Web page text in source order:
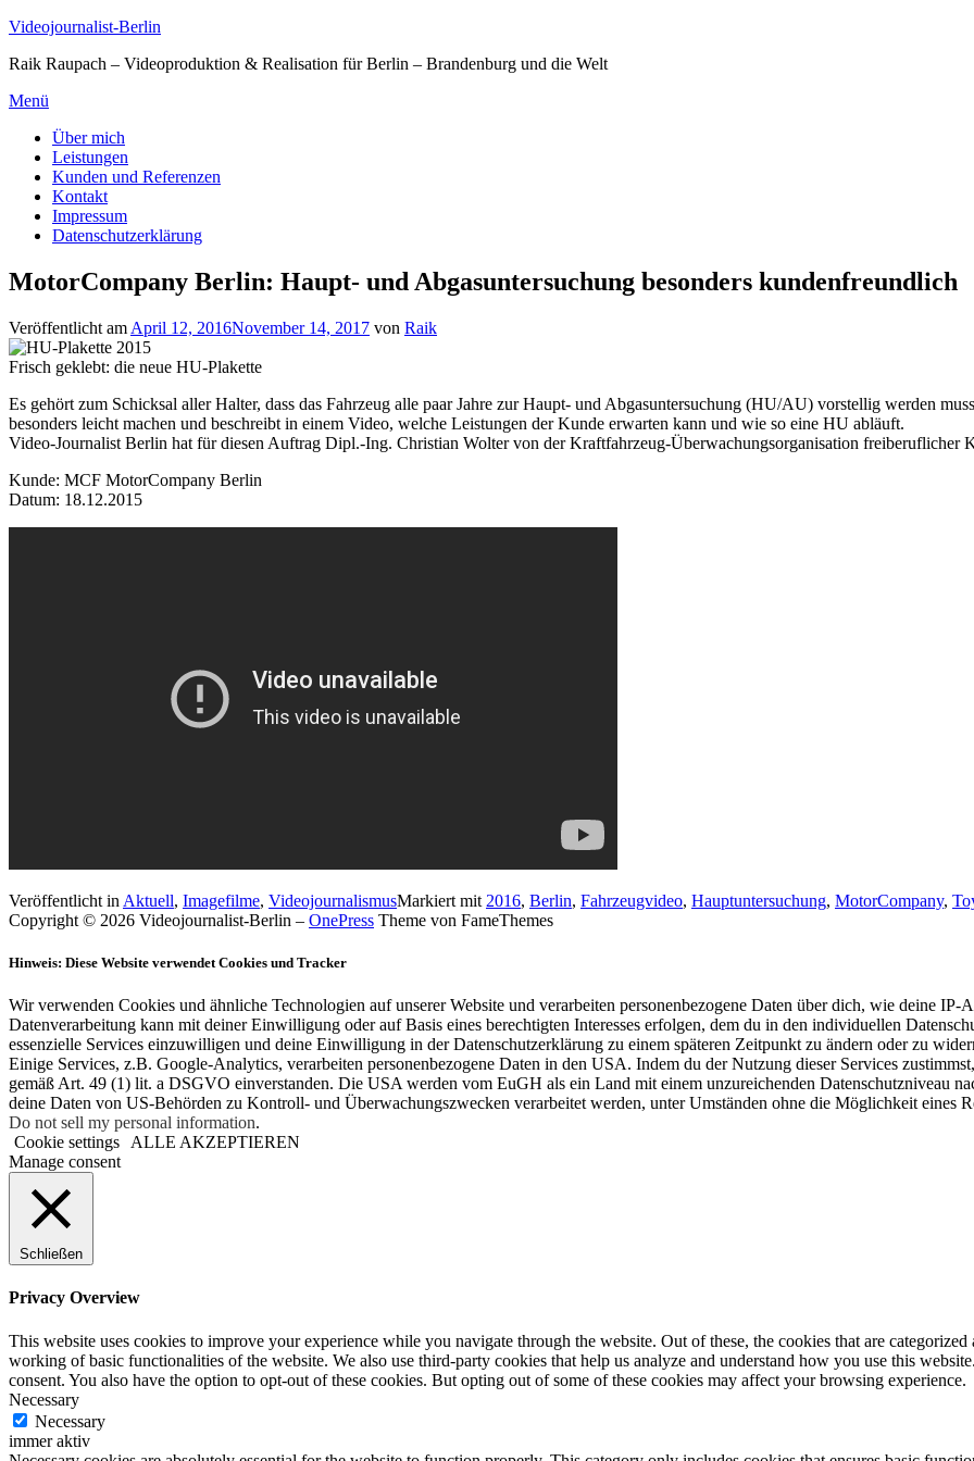
Zum
springen
Videojournalist-Berlin
Raik Raupach – Videoproduktion & Realisation für Berlin – Brandenburg und die Welt
Menü
Über mich
Leistungen
Kunden und Referenzen
Kontakt
Impressum
Datenschutzerklärung
MotorCompany Berlin: Haupt- und Abgasuntersuchung besonders kundenfreundlich
Veröffentlicht am April 12, 2016November 14, 2017 von Raik
Frisch geklebt: die neue HU-Plakette
Es gehört zum Schicksal aller Halter, dass das Fahrzeug alle paar Jahre zur Haupt- und Abgasuntersuchung (HU/AU) vorstellig werden
besonders leicht machen und beschreibt in einem Video, welche Leistungen der Kunde erwarten kann und wie so eine HU abläuft.
Video-Journalist Berlin hat für diesen Auftrag Dipl.-Ing. Christian Wolter von der Kraftfahrzeug-Überwachungsorganisation freiberuflicher
Kunde: MCF MotorCompany Berlin
Datum: 18.12.2015
Veröffentlicht in Aktuell, Imagefilme, VideojournalismusMarkiert mit 2016, Berlin, Fahrzeugvideo, Hauptuntersuchung, MotorCompany,
Copyright © 2026 Videojournalist-Berlin – OnePress Theme von FameThemes
Hinweis: Diese Website verwendet Cookies und Tracker
Wir verwenden Cookies und ähnliche Technologien auf unserer Website und verarbeiten personenbezogene Daten über dich, wie deine
Datenverarbeitung kann mit deiner Einwilligung oder auf Basis eines berechtigten Interesses erfolgen, dem du in den individuellen
essenzielle Services einzuwilligen und deine Einwilligung in der Datenschutzerklärung zu einem späteren Zeitpunkt zu ändern oder zu
Einige Services, z.B. Google-Analytics, verarbeiten personenbezogene Daten in den USA. Indem du der Nutzung dieser Services
gemäß Art. 49 (1) lit. a DSGVO einverstanden. Die USA werden vom EuGH als ein Land mit einem unzureichenden Datenschutzniveau
deine Daten von US-Behörden zu Kontroll- und Überwachungszwecken verarbeitet werden, unter Umständen ohne die Möglichkeit eines
Do not sell my personal information.
Cookie settings
ALLE AKZEPTIEREN
Manage consent
Schließen
Privacy Overview
This website uses cookies to improve your experience while you navigate through the website. Out of these, the cookies that are categorized
working of basic functionalities of the website. We also use third-party cookies that help us analyze and understand how you use this
consent. You also have the option to opt-out of these cookies. But opting out of some of these cookies may affect your browsing experience.
Necessary
Necessary
immer aktiv